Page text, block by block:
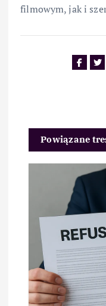
filmowym, jak i
Powiązane